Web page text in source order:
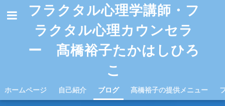
フラクタル心理学講師・フ
ラクタル心理カウンセラ
ー 髙橋裕子たかはしひろ
こ
ホームページ 自己紹介 ブログ 髙橋裕子の提供メニュー